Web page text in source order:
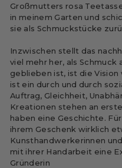
Großmutters rosa
in meinem Garten und
sie als Schmuckstücke
Inzwischen stellt das
viel mehr her, als Schmuck
geblieben ist, ist die Vision
ist ein durch und durch
Auftrag, Gleichheit,
Kreationen stehen an
haben eine Geschichte.
ihrem Geschenk wirklich
Kunsthandwerkerinnen
mit ihrer Handarbeit eine
Gründerin